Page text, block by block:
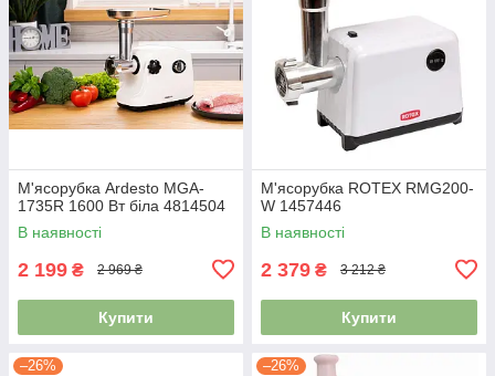
М'ясорубка Ardesto MGA-
1735R 1600 Вт біла 4814504
В наявності
2 199 ₴ 2 969 ₴
Купити
М'ясорубка ROTEX RMG200-
W 1457446
В наявності
2 379 ₴ 3 212 ₴
Купити
–26% –26%